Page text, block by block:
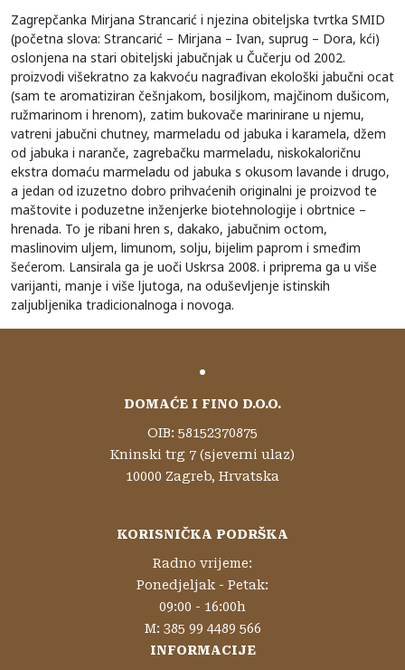
Zagrepčanka Mirjana Strancarić i njezina obiteljska tvrtka SMID
(početna slova: Strancarić – Mirjana – Ivan, suprug – Dora, kći)
oslonjena na stari obiteljski jabučnjak u Čučerju od 2002.
proizvodi višekratno za kakvoću nagrađivan ekološki jabučni ocat
(sam te aromatiziran češnjakom, bosiljkom, majčinom dušicom,
ružmarinom i hrenom), zatim bukovače marinirane u njemu,
vatreni jabučni chutney, marmeladu od jabuka i karamela, džem
od jabuka i naranče, zagrebačku marmeladu, niskokaloričnu
ekstra domaću marmeladu od jabuka s okusom lavande i drugo,
a jedan od izuzetno dobro prihvaćenih originalni je proizvod te
maštovite i poduzetne inženjerke biotehnologije i obrtnice –
hrenada. To je ribani hren s, dakako, jabučnim octom,
maslinovim uljem, limunom, solju, bijelim paprom i smeđim
šećerom. Lansirala ga je uoči Uskrsa 2008. i priprema ga u više
varijanti, manje i više ljutoga, na oduševljenje istinskih
zaljubljenika tradicionalnoga i novoga.
DOMAĆE I FINO D.O.O.
OIB: 58152370875
Kninski trg 7 (sjeverni ulaz)
10000 Zagreb, Hrvatska
KORISNIČKA PODRŠKA
Radno vrijeme:
Ponedjeljak - Petak:
09:00 - 16:00h
M: 385 99 4489 566
INFORMACIJE